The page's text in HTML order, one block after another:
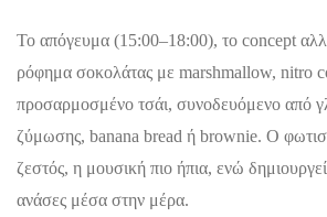
Το απόγευμα (15:00–18:00), το concept
ρόφημα σοκολάτας με marshmallow, nitro
προσαρμοσμένο τσάι, συνοδευόμενο από
ζύμωσης, banana bread ή brownie. Ο
ζεστός, η μουσική πιο ήπια, ενώ
ανάσες μέσα στην μέρα.